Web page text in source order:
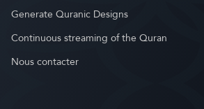
Generate Quranic Designs
Continuous streaming of the Quran
Nous contacter